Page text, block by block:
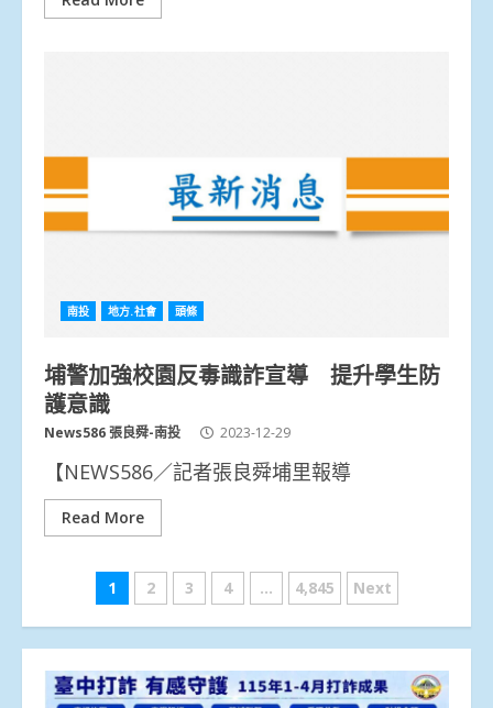
南投 地方.社會 頭條
埔警加強校園反毒識詐宣導 提升學生防
護意識
News586 張良舜-南投 2023-12-29
【NEWS586／記者張良舜埔里報導
Read More
文
章
分
1 2 3 4 ... 4,845 Next